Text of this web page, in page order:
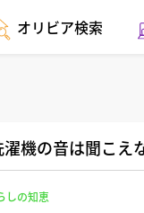
オリビア検索
機の音は聞こえ
しの知恵